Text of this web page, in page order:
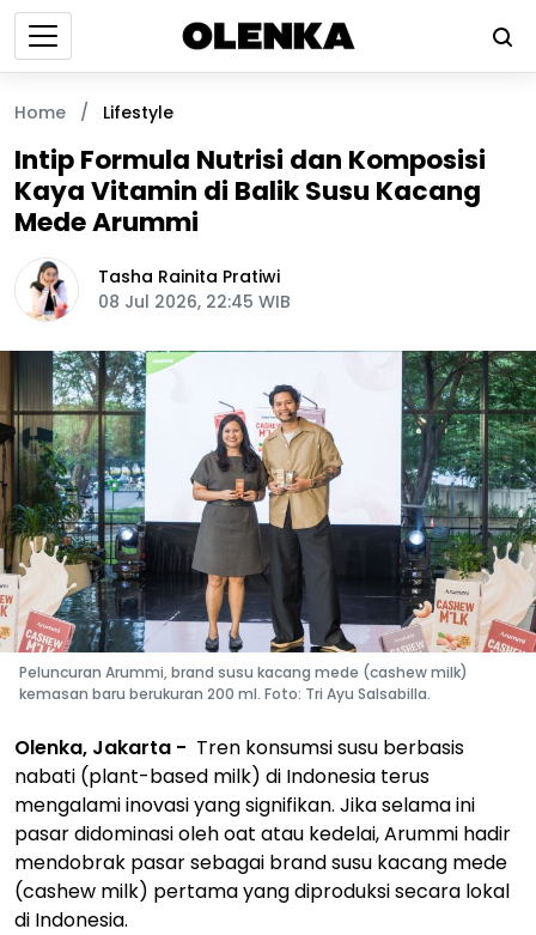
Home / Lifestyle
Intip Formula Nutrisi dan Komposisi
Kaya Vitamin di Balik Susu Kacang
Mede Arummi
Tasha Rainita Pratiwi
08 Jul 2026, 22:45 WIB
Peluncuran Arummi, brand susu kacang mede (cashew milk)
kemasan baru berukuran 200 ml. Foto: Tri Ayu Salsabilla.
Olenka, Jakarta - Tren konsumsi susu berbasis
nabati (plant-based milk) di Indonesia terus
mengalami inovasi yang signifikan. Jika selama ini
pasar didominasi oleh oat atau kedelai, Arummi hadir
mendobrak pasar sebagai brandsusu kacang mede
(cashew milk) pertama yang diproduksi secara lokal
di Indonesia.